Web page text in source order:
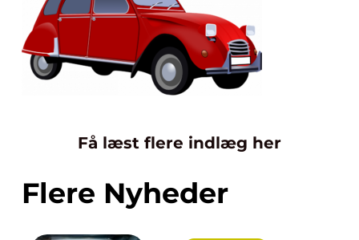
Få læst flere indlæg her
Flere Nyheder